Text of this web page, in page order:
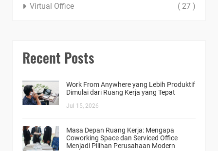
Virtual Office ( 27 )
Recent Posts
Work From Anywhere yang Lebih Produktif
Dimulai dari Ruang Kerja yang Tepat
Jul 15, 2026
Masa Depan Ruang Kerja: Mengapa
Coworking Space dan Serviced Office
Menjadi Pilihan Perusahaan Modern